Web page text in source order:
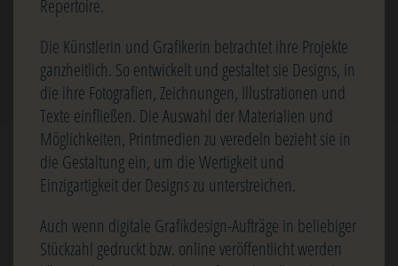
Repertoire.
Die Künstlerin und Grafikerin betrachtet ihre Projekte
ganzheitlich. So entwickelt und gestaltet sie Designs, in
die ihre Fotografien, Zeichnungen, Illustrationen und
Texte einfließen. Die Auswahl der Materialien und
Möglichkeiten, Printmedien zu veredeln bezieht sie in
die Gestaltung ein, um die Wertigkeit und
Einzigartigkeit der Designs zu unterstreichen.
Auch wenn digitale Grafikdesign-Aufträge in beliebiger
Stückzahl gedruckt bzw. online veröffentlicht werden